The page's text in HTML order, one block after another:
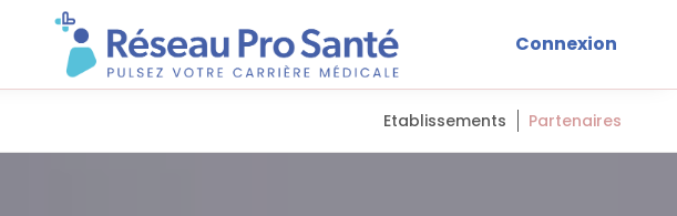
Connexion
Etablissements Partenaires